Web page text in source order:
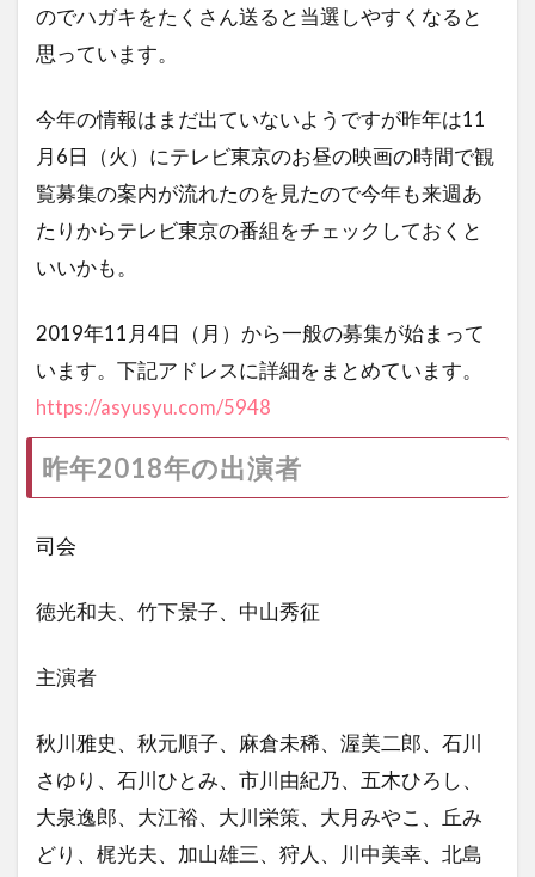
のでハガキをたくさん送ると当選しやすくなると
思っています。
今年の情報はまだ出ていないようですが昨年は11
月6日（火）にテレビ東京のお昼の映画の時間で観
覧募集の案内が流れたのを見たので今年も来週あ
たりからテレビ東京の番組をチェックしておくと
いいかも。
2019年11月4日（月）から一般の募集が始まって
います。下記アドレスに詳細をまとめています。
https://asyusyu.com/5948
昨年2018年の出演者
司会
徳光和夫、竹下景子、中山秀征
主演者
秋川雅史、秋元順子、麻倉未稀、渥美二郎、石川
さゆり、石川ひとみ、市川由紀乃、五木ひろし、
大泉逸郎、大江裕、大川栄策、大月みやこ、丘み
どり、梶光夫、加山雄三、狩人、川中美幸、北島